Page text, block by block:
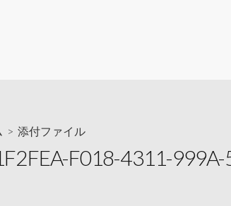
> 添付ファイル
F018-4311-